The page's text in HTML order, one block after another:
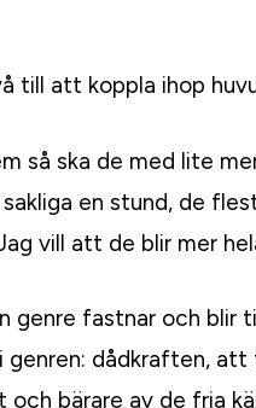
till att koppla ihop
så ska de med lite
en stund, de
vill att de blir mer
genre fastnar och
genren: dådkraften,
bärare av de fria